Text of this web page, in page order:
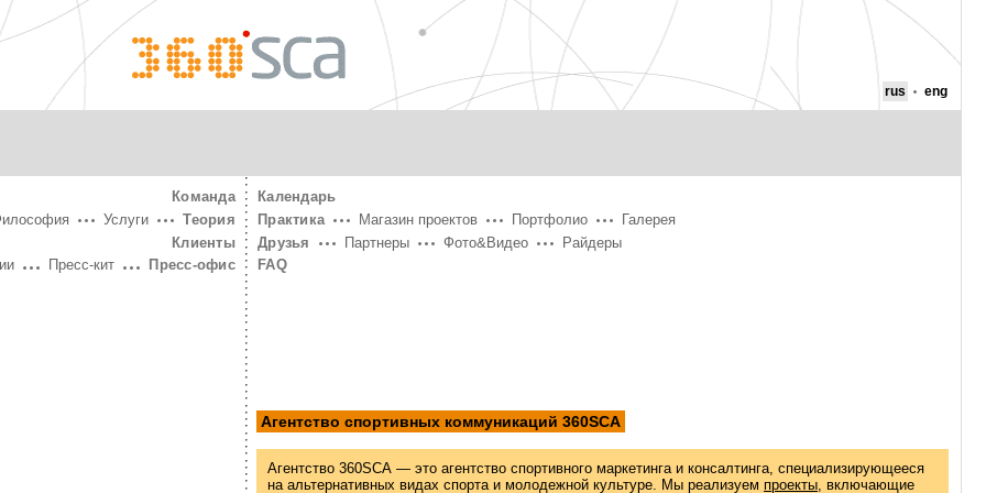
360° SCA
rus eng
Команда
Теория
Услуги
Клиенты
Пресс-офис
Пресс-кит
Календарь
Практика
Магазин проектов Портфолио
Галерея
Друзья
Партнеры Фото&Видео
Райдеры
FAQ
Агентство спортивных коммуникаций 360SCA
Агентство 360SCA — это агентство спортивного маркетинга и консалтинга, специализирующееся
на альтернативных видах спорта и молодежной культуре. Мы реализуем проекты , включающие